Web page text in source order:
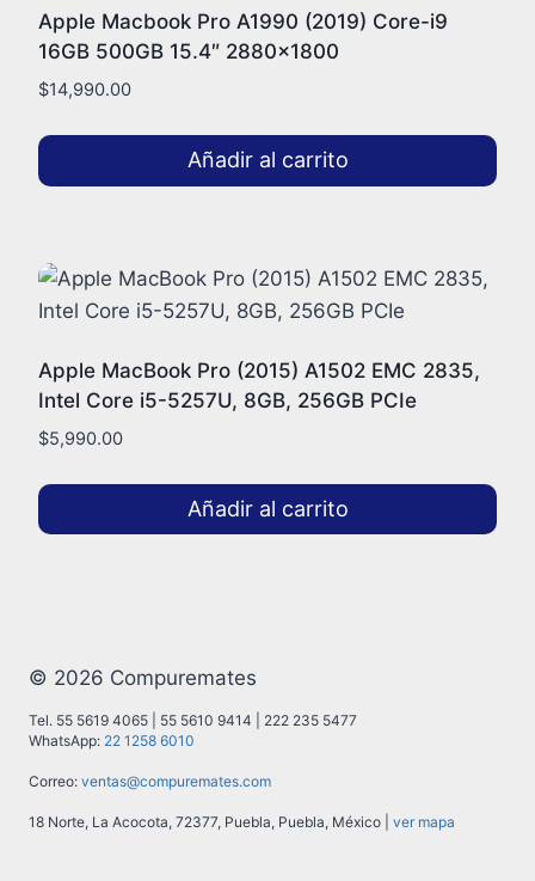
Apple Macbook Pro A1990 (2019) Core-i9
16GB 500GB 15.4″ 2880×1800
$14,990.00
Añadir al carrito
Apple MacBook Pro (2015) A1502 EMC 2835,
Intel Core i5-5257U, 8GB, 256GB PCIe
$5,990.00
Añadir al carrito
© 2026 Compuremates
Tel. 55 5619 4065 | 55 5610 9414 | 222 235 5477
WhatsApp: 22 1258 6010
Correo: ventas@compuremates.com
18 Norte, La Acocota, 72377, Puebla, Puebla, México | ver mapa